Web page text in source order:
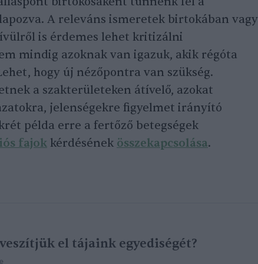
A releváns ismeretek birtokában vagy
is érdemes lehet kritizálni
mindig azoknak van igazuk, akik régóta
hogy új nézőpontra van szükség.
a szakterületeken átívelő, azokat
jelenségekre figyelmet irányító
példa erre a fertőző betegségek
fajok kérdésének összekapcsolása.
el tájaink egyediségét?